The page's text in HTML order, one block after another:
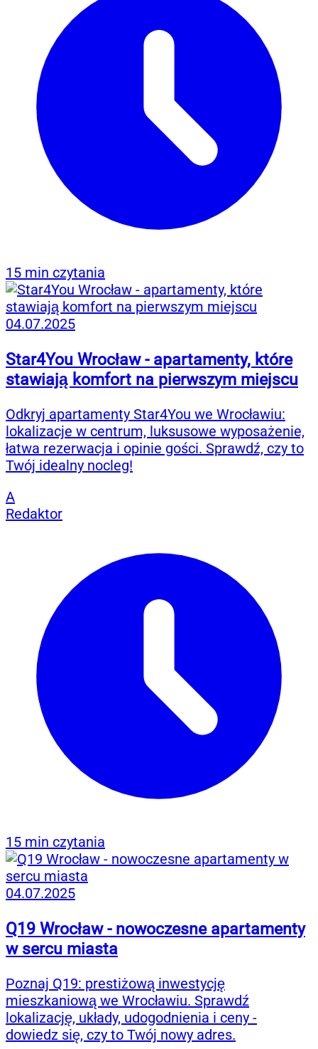
15 min czytania
04.07.2025
Star4You Wrocław - apartamenty, które
stawiają komfort na pierwszym miejscu
Odkryj apartamenty Star4You we Wrocławiu:
lokalizacje w centrum, luksusowe wyposażenie,
łatwa rezerwacja i opinie gości. Sprawdź, czy to
Twój idealny nocleg!
A
Redaktor
15 min czytania
04.07.2025
Q19 Wrocław - nowoczesne apartamenty
w sercu miasta
Poznaj Q19: prestiżową inwestycję
mieszkaniową we Wrocławiu. Sprawdź
lokalizację, układy, udogodnienia i ceny -
dowiedz się, czy to Twój nowy adres.